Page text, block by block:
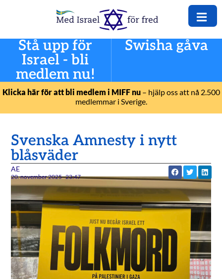
Stå upp för
Israel - bli
medlem nu!
Swisha gåva
Klicka här för att bli medlem i MIFF nu– hjälp oss att nå 2.500
medlemmar i Sverige.
Svenska Amnesty i nytt
blåsväder
AE
20. november 2025 23:47